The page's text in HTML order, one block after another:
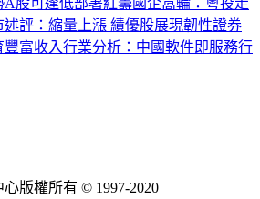
述評：縮量上漲 績優股展現韌性證券
富收入行業分析：中國軟件即服務行
版權所有 © 1997-2020